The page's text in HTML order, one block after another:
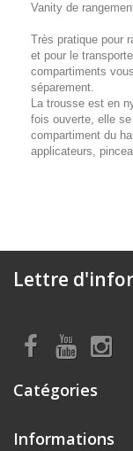
Vanity de
Très pratique pour
et pour le
compartiments
séparement.
La trousse est en
fois ouverte, elle
compartiment du
applicateurs,
Lettre
Catégories
Informations